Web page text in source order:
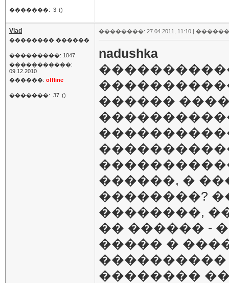
�������: 3 ()
Vlad
�������� ������
���������: 1047
�����������:
09.12.2010
������: offline
�������: 37 ()
��������: 27.04.2011, 11:10 |
nadushka
������
������, �
��������?
��������,
�� ������ -
����� �
����������
��������